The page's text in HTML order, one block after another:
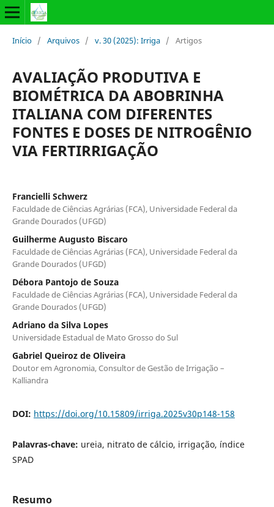
Início / Arquivos / v. 30 (2025): Irriga / Artigos
AVALIAÇÃO PRODUTIVA E
BIOMÉTRICA DA ABOBRINHA
ITALIANA COM DIFERENTES
FONTES E DOSES DE NITROGÊNIO
VIA FERTIRRIGAÇÃO
Francielli Schwerz
Faculdade de Ciências Agrárias (FCA), Universidade Federal da
Grande Dourados (UFGD)
Guilherme Augusto Biscaro
Faculdade de Ciências Agrárias (FCA), Universidade Federal da
Grande Dourados (UFGD)
Débora Pantojo de Souza
Faculdade de Ciências Agrárias (FCA), Universidade Federal da
Grande Dourados (UFGD)
Adriano da Silva Lopes
Universidade Estadual de Mato Grosso do Sul
Gabriel Queiroz de Oliveira
Doutor em Agronomia, Consultor de Gestão de Irrigação –
Kalliandra
DOI: https://doi.org/10.15809/irriga.2025v30p148-158
Palavras-chave: ureia, nitrato de cálcio, irrigação, índice
SPAD
Resumo